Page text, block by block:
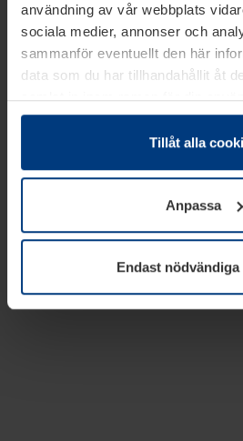
användning av vår webbplats
sociala medier, annonser och
sammanför eventuellt den här
data som du har tillhandahållit åt
samlat in inom ramen för din
Juridiskt kan vi lagra kakor på din
absolut nödvändiga för driften av
godkännande kan du när som
informationen om kakor under
vår webbplats.
Tillåt alla
Anpassa
Endast nödvändiga